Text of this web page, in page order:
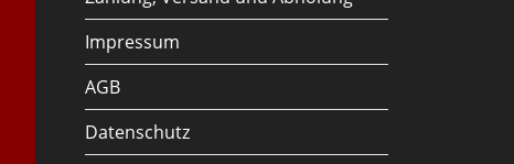
Impressum
AGB
Datenschutz